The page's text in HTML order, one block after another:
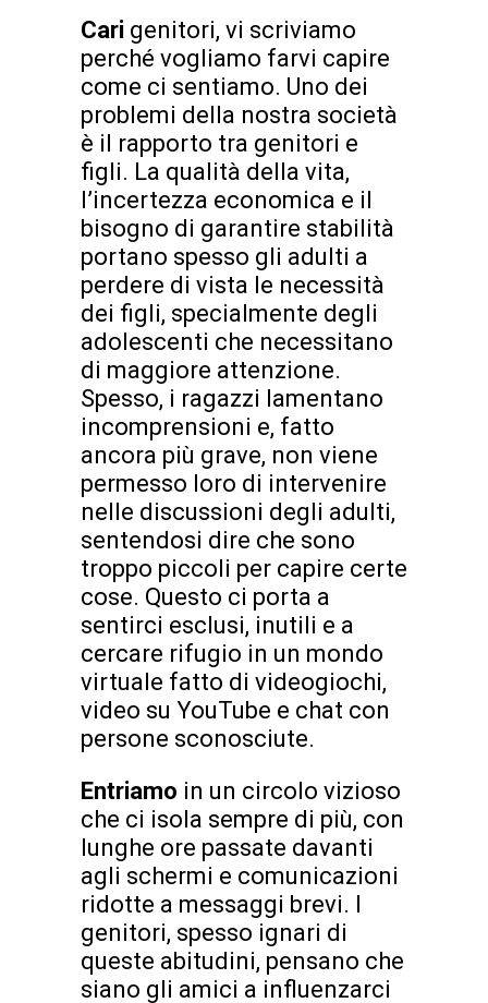
Cari genitori, vi scriviamo
perché vogliamo farvi capire
come ci sentiamo. Uno dei
problemi della nostra società
è il rapporto tra genitori e
figli. La qualità della vita,
l’incertezza economica e il
bisogno di garantire stabilità
portano spesso gli adulti a
perdere di vista le necessità
dei figli, specialmente degli
adolescenti che necessitano
di maggiore attenzione.
Spesso, i ragazzi lamentano
incomprensioni e, fatto
ancora più grave, non viene
permesso loro di intervenire
nelle discussioni degli adulti,
sentendosi dire che sono
troppo piccoli per capire certe
cose. Questo ci porta a
sentirci esclusi, inutili e a
cercare rifugio in un mondo
virtuale fatto di videogiochi,
video su YouTube e chat con
persone sconosciute.
Entriamo in un circolo vizioso
che ci isola sempre di più, con
lunghe ore passate davanti
agli schermi e comunicazioni
ridotte a messaggi brevi. I
genitori, spesso ignari di
queste abitudini, pensano che
siano gli amici a influenzarci